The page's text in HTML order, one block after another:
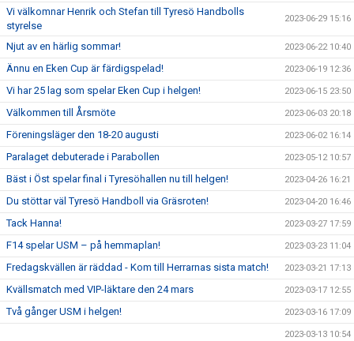
Vi välkomnar Henrik och Stefan till Tyresö Handbolls
styrelse
2023-06-29 15:16
Njut av en härlig sommar! 2023-06-22 10:40
Ännu en Eken Cup är färdigspelad! 2023-06-19 12:36
Vi har 25 lag som spelar Eken Cup i helgen! 2023-06-15 23:50
Välkommen till Årsmöte 2023-06-03 20:18
Föreningsläger den 18-20 augusti 2023-06-02 16:14
Paralaget debuterade i Parabollen 2023-05-12 10:57
Bäst i Öst spelar final i Tyresöhallen nu till helgen! 2023-04-26 16:21
Du stöttar väl Tyresö Handboll via Gräsroten! 2023-04-20 16:46
Tack Hanna! 2023-03-27 17:59
F14 spelar USM – på hemmaplan! 2023-03-23 11:04
Fredagskvällen är räddad - Kom till Herrarnas sista match! 2023-03-21 17:13
Kvällsmatch med VIP-läktare den 24 mars 2023-03-17 12:55
Två gånger USM i helgen! 2023-03-16 17:09
2023-03-13 10:54